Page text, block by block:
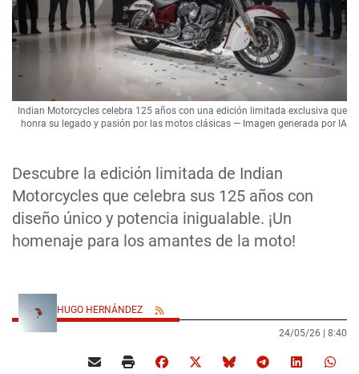
Descubre la edición limitada de Indian
Motorcycles que celebra sus 125 años con
diseño único y potencia inigualable. ¡Un
homenaje para los amantes de la moto!
Indian Motorcycles celebra 125 años con una edición limitada exclusiva que
honra su legado y pasión por las motos clásicas — Imagen generada por IA
HUGO HERNÁNDEZ
24/05/26 | 8:40